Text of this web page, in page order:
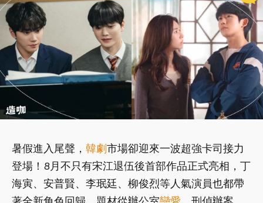
暑假進入尾聲， 韓劇市場卻迎來一波超強卡司接力
登場！8月不只有宋江退伍後首部作品正式亮相，丁
海寅、安普賢、李珉廷、柳俊烈等人氣演員也都帶